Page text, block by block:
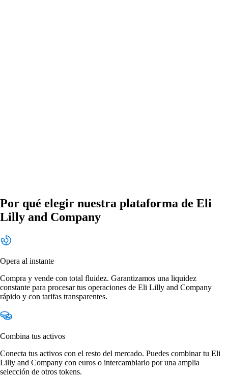
Por qué elegir nuestra plataforma de Eli
Lilly and Company
Opera al instante
Compra y vende con total fluidez. Garantizamos una liquidez
constante para procesar tus operaciones de Eli Lilly and Company
rápido y con tarifas transparentes.
Combina tus activos
Conecta tus activos con el resto del mercado. Puedes combinar tu Eli
Lilly and Company con euros o intercambiarlo por una amplia
selección de otros tokens.